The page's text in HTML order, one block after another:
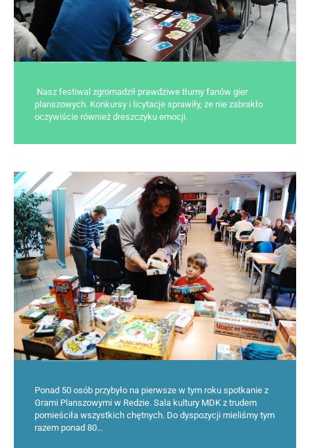
Nasz festiwal zgromadził prawdziwe tłumy fanów gier
planszowych. Konkursy i licytacje sprawiły, że nie zabrakło
oczywiście również dreszczyku emocji.
Ponad 50 osób przybyło na pierwsze w tym roku spotkanie z
Grami Planszowymi w Redzie. Sala kultury MDK z trudem
pomieściła wszystkich chętnych. Do dyspozycji mieliśmy tym
razem ponad 80…